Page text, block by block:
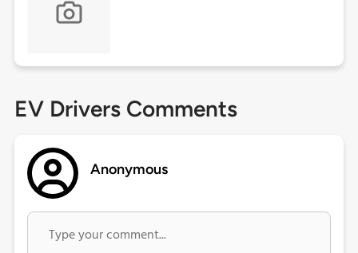
EV Drivers Comments
Anonymous